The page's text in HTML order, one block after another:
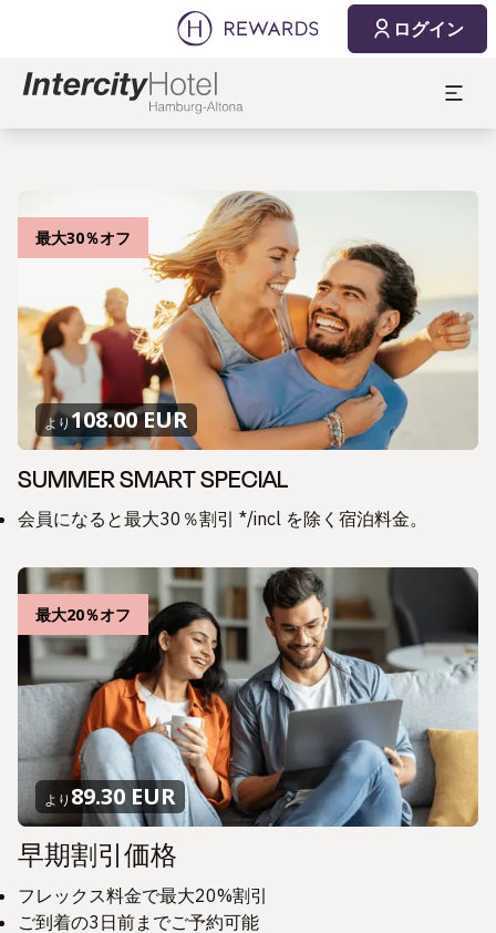
ログイン
最大30％オフ
より108.00 EUR
SUMMER SMART SPECIAL
会員になると最大30％割引 */incl を除く宿泊料金。
最大20％オフ
より 89.30 EUR
早期割引価格
フレックス料金で最大20%割引
ご到着の3日前までご予約可能